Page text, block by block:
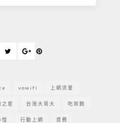
vowifi 上網流量
之星 台灣大哥大 吃到飽
愷 行動上網 資費